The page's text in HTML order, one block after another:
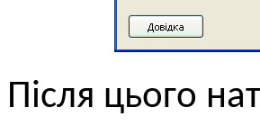
Після цього